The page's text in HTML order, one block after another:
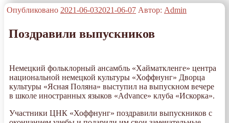
Опубликовано 2021-06-032021-06-07 Автор: Admin
Поздравили выпускников
Немецкий фольклорный ансамбль «Хайматкленге» центра
национальной немецкой культуры «Хоффнунг» Дворца
культуры «Ясная Поляна» выступил на выпускном вечере
в школе иностранных языков «Advance» клуба «Искорка».
Участники ЦНК «Хоффнунг» поздравили выпускников с